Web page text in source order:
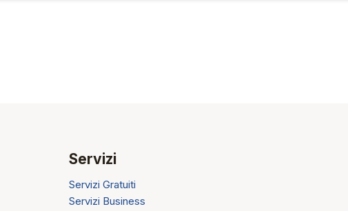
Servizi
Servizi Gratuiti
Servizi Business